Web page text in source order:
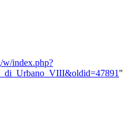
w/index.php?
"